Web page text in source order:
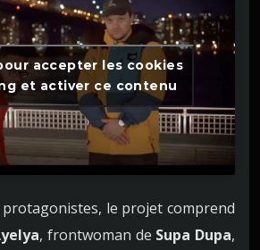
accepter les cookies
et activer ce contenu
protagonistes, le projet comprend
, frontwoman de Supa Dupa,